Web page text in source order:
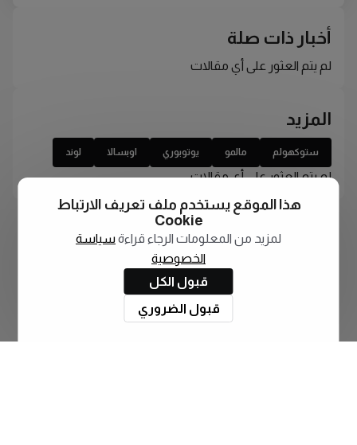
أخبار ذات صلة
لم يتم العثور على أي مقالات
المزيد
ستوكهولم مالمو يوتوبوري اوبسالا لوند
لم يتم العثور على أي مقالات
هذا الموقع يستخدم ملف تعريف الارتباط
Cookie
لمزيد من المعلومات الرجاء قراءة سياسة
الخصوصية
قبول الكل
قبول الضروري